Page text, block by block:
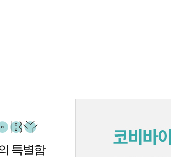
특별함